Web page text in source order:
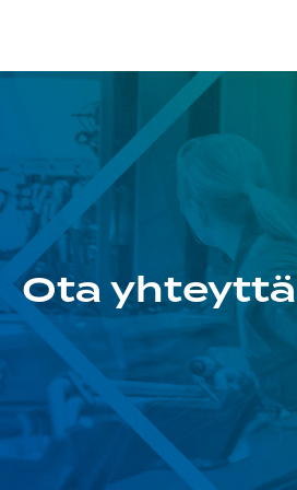
Ota yhteyttä